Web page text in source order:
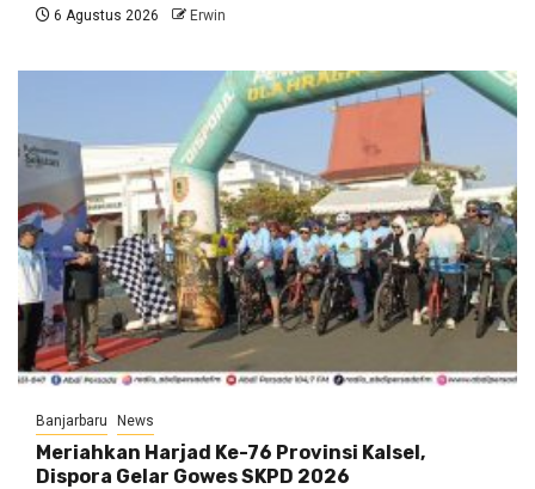
6 Agustus 2026 Erwin
Banjarbaru News
Meriahkan Harjad Ke-76 Provinsi Kalsel,
Dispora Gelar Gowes SKPD 2026